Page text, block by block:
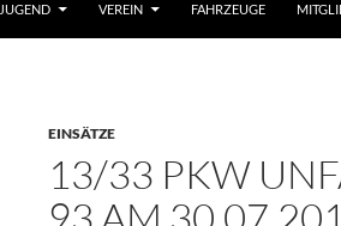
JUGEND VEREIN FAHRZEUGE
EINSÄTZE
13/33 PKW